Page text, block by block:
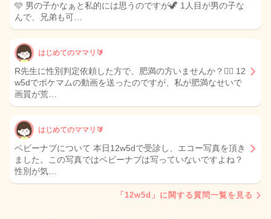
🩵 男の子かなぁと私的には思うのですが🦖 1人目が男の子な
んで、兄弟も可…
はじめてのママリ🔰
R先生に性別判定依頼した方で、肥満の方いませんか？🙇‍♂️ 12
w5dでポケマムの動画を送ったのですが、私が肥満なせいで
画質が荒…
はじめてのママリ🔰
ベビーナブについて 本日12w5dで受診し、エコー写真を頂き
ました。この写真ではベビーナブは写っていないですよね？
性別が気…
「12w5d」に関する質問一覧を見る